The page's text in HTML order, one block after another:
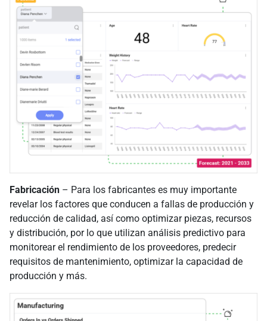
Fabricación – Para los fabricantes es muy importante
revelar los factores que conducen a fallas de producción y
reducción de calidad, así como optimizar piezas, recursos
y distribución, por lo que utilizan análisis predictivo para
monitorear el rendimiento de los proveedores, predecir
requisitos de mantenimiento, optimizar la capacidad de
producción y más.